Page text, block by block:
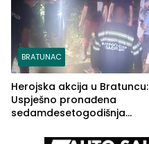
BRATUNAC
Herojska akcija u Bratuncu:
Uspješno pronađena
sedamdesetogodišnja
Kravice.